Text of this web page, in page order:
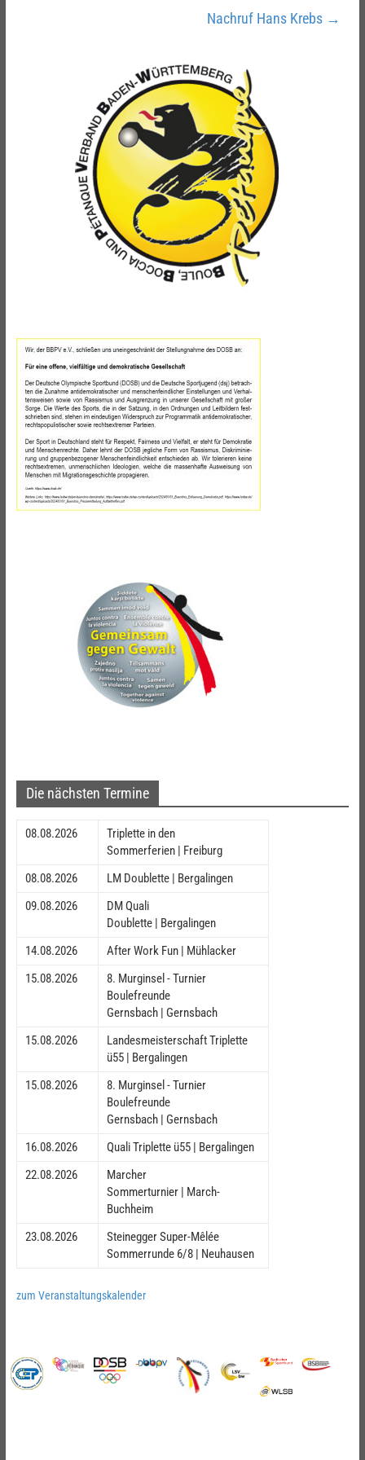
Nachruf Hans Krebs →
Die nächsten Termine
08.08.2026
Triplette in den
Sommerferien | Freiburg
08.08.2026
LM Doublette | Bergalingen
09.08.2026
DM Quali
Doublette | Bergalingen
14.08.2026
After Work Fun | Mühlacker
15.08.2026
8. Murginsel - Turnier
Boulefreunde
Gernsbach | Gernsbach
15.08.2026
Landesmeisterschaft Triplette
ü55 | Bergalingen
15.08.2026
8. Murginsel - Turnier
Boulefreunde
Gernsbach | Gernsbach
16.08.2026
Quali Triplette ü55 | Bergalingen
22.08.2026
Marcher
Sommerturnier | March-
Buchheim
23.08.2026
Steinegger Super-Mêlée
Sommerrunde 6/8 | Neuhausen
zum Veranstaltungskalender